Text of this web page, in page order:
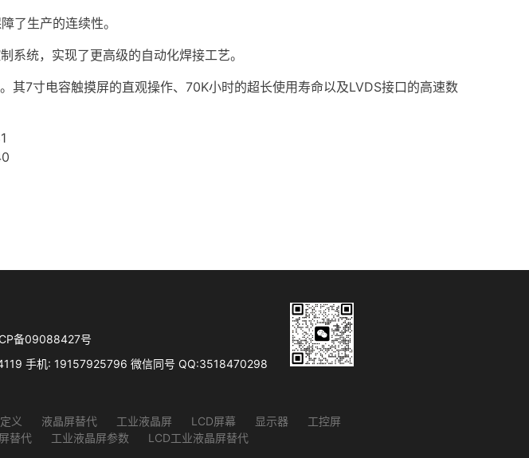
生产的连续性。
统，实现了更高级的自动化焊接工艺。
7寸电容触摸屏的直观操作、70K小时的超长使用寿命以及LVDS接口的高速数
备09088427号
手机: 19157925796 微信同号 QQ:3518470298
义 液晶屏替代 工业液晶屏 LCD屏幕 显示器
工控屏
替代 工业液晶屏参数 LCD工业液晶屏替代